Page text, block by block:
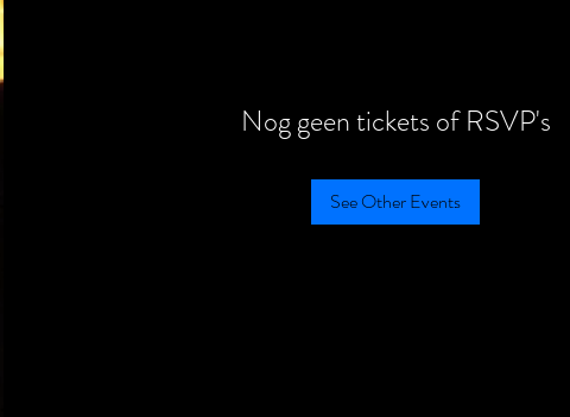
Nog geen tickets of RSVP's
See Other Events